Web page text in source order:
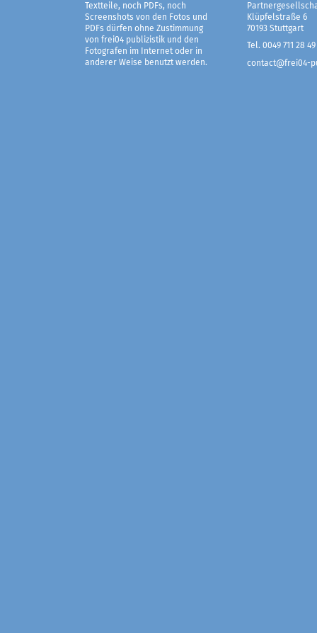
Textteile, noch PDFs, noch
Screenshots von den Fotos und
PDFs dürfen ohne Zustimmung
von frei04 publizistik und den
Fotografen im Internet oder in
anderer Weise benutzt werden.
Klüpfelstraße 6
70193 Stuttgart
Tel. 0049 711 28 49
contact@frei04-